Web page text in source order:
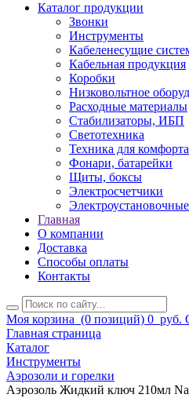
Каталог продукции
Звонки
Инструменты
Кабеленесущие
Кабельная продукция
Коробки
Низковольтное
Расходные материалы
Стабилизаторы, ИБП
Светотехника
Техника для комфорта
Фонари, батарейки
Щиты, боксы
Электросчетчики
Главная
О компании
Доставка
Способы оплаты
Контакты
Моя корзина (0 позиций) 0 руб.
Главная страница
Каталог
Инструменты
Аэрозоли и горелки
Аэрозоль Жидкий ключ 210мл